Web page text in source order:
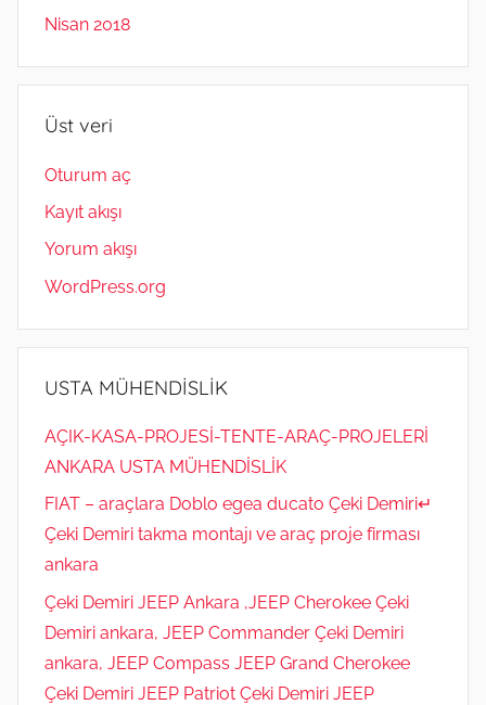
Nisan 2018
Üst veri
Oturum aç
Kayıt akışı
Yorum akışı
WordPress.org
USTA MÜHENDİSLİK
AÇIK-KASA-PROJESİ-TENTE-ARAÇ-PROJELERİ
ANKARA USTA MÜHENDİSLİK
FIAT – araçlara Doblo egea ducato Çeki Demiri↵
Çeki Demiri takma montajı ve araç proje firması
ankara
Çeki Demiri JEEP Ankara ,JEEP Cherokee Çeki
Demiri ankara, JEEP Commander Çeki Demiri
ankara, JEEP Compass JEEP Grand Cherokee
Çeki Demiri JEEP Patriot Çeki Demiri JEEP